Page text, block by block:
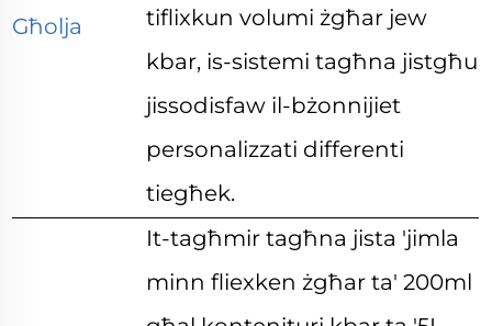
Għolja
tiflixkun volumi żgħar jew
kbar, is-sistemi tagħna jistgħu
jissodisfaw il-bżonnijiet
personalizzati differenti
tiegħek.
It-tagħmir tagħna jista 'jimla
minn fliexken żgħar ta' 200ml